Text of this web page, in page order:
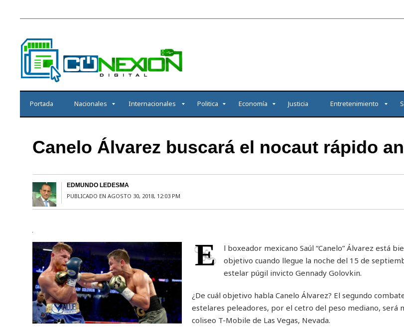
Portada Nacionales Internacionales Politica Economía Justicia Entretenimiento
Canelo Álvarez buscará el nocaut rápido
EDMUNDO LEDESMA
PUBLICADO EN AGOSTO 30, 2018, 12:03 PM
E
l boxeador mexicano Saúl “Canelo” Álvarez está
objetivo cuando llegue la noche del 15 de
estelar púgil invicto Gennady Golovkin.
¿De cuál objetivo habla Canelo Álvarez? El segundo
estelares peleadores, por el cetro del peso mediano, será
coliseo T-Mobile de Las Vegas, Nevada.